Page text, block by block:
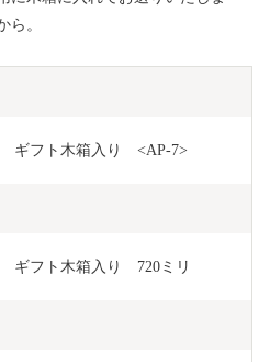
。
ギフト木箱入り　<AP-7>
ギフト木箱入り　720ミリ